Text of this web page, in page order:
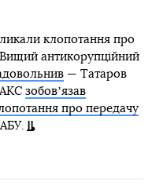
клопотання про
антикорупційний
— Татаров
зобовʼязав
про передачу